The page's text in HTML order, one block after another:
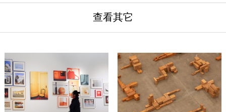
查看其它